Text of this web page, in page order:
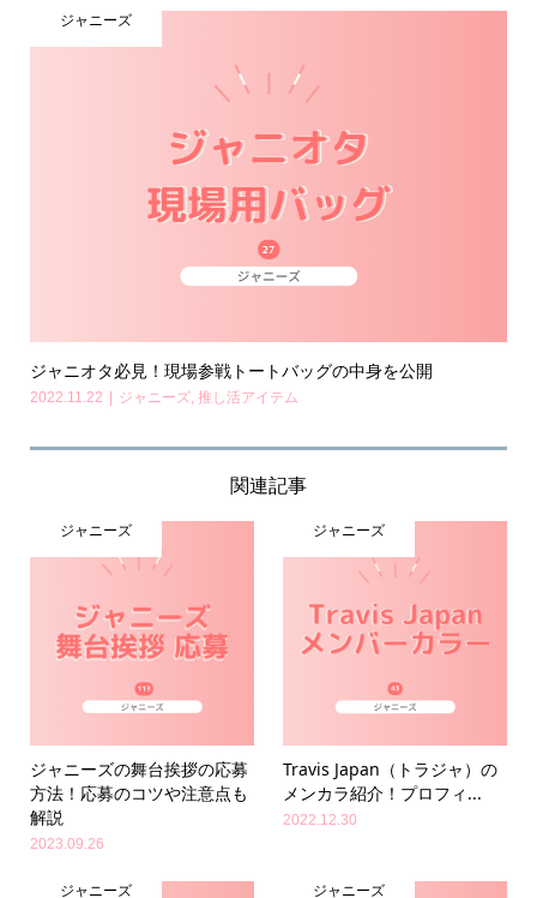
ジャニーズ
ジャニオタ必見！現場参戦トートバッグの中身を公開
2022.11.22 ジャニーズ, 推し活アイテム
関連記事
ジャニーズ
ジャニーズの舞台挨拶の応募
方法！応募のコツや注意点も
解説
2023.09.26
ジャニーズ
Travis Japan（トラジャ）の
メンカラ紹介！プロフィ...
2022.12.30
ジャニーズ ジャニーズ